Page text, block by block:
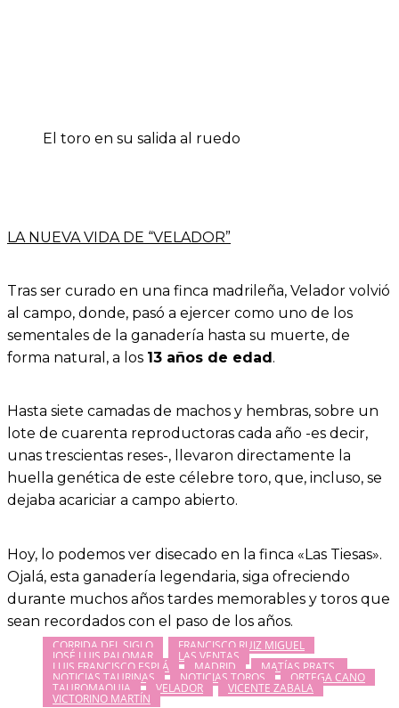
El toro en su salida al ruedo
LA NUEVA VIDA DE “VELADOR”
Tras ser curado en una finca madrileña, Velador volvió
al campo, donde, pasó a ejercer como uno de los
sementales de la ganadería hasta su muerte, de
forma natural, a los 13 años de edad .
Hasta siete camadas de machos y hembras, sobre un
lote de cuarenta reproductoras cada año -es decir,
unas trescientas reses-, llevaron directamente la
huella genética de este célebre toro, que, incluso, se
dejaba acariciar a campo abierto.
Hoy, lo podemos ver disecado en la finca «Las Tiesas».
Ojalá, esta ganadería legendaria, siga ofreciendo
durante muchos años tardes memorables y toros que
sean recordados con el paso de los años.
CORRIDA DEL SIGLO FRANCISCO RUIZ MIGUEL
JOSÉ LUIS PALOMAR LAS VENTAS
LUIS FRANCISCO ESPLÁ MADRID MATÍAS PRATS.
NOTICIAS TAURINAS NOTICIAS TOROS ORTEGA CANO
TAUROMAQUIA VELADOR VICENTE ZABALA
VICTORINO MARTÍN